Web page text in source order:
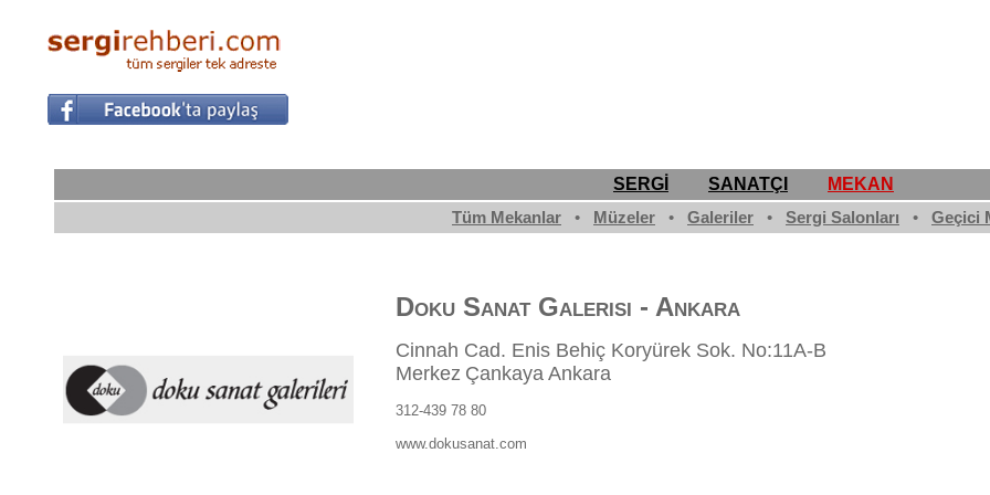
SERGİ SANATÇI
MEKAN
Tüm Mekanlar
• Müzeler • Galeriler • Sergi Salonları • Geçici
Doku Sanat Galerisi - Ankara
Cinnah Cad. Enis Behiç Koryürek Sok. No:11A-B
Merkez Çankaya Ankara
312-439 78 80
www.dokusanat.com